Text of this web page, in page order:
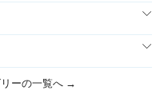
ーの一覧へ →